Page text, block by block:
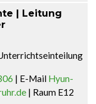
| Leitung
| E-Mail Hyun-
| Raum E12